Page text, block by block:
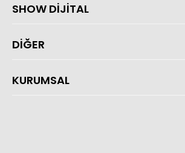
SHOW DİJİTAL
DİĞER
KURUMSAL